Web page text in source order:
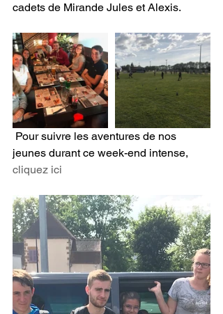
cadets de Mirande Jules et Alexis.
jeunes durant ce week-end intense,
cliquez ici